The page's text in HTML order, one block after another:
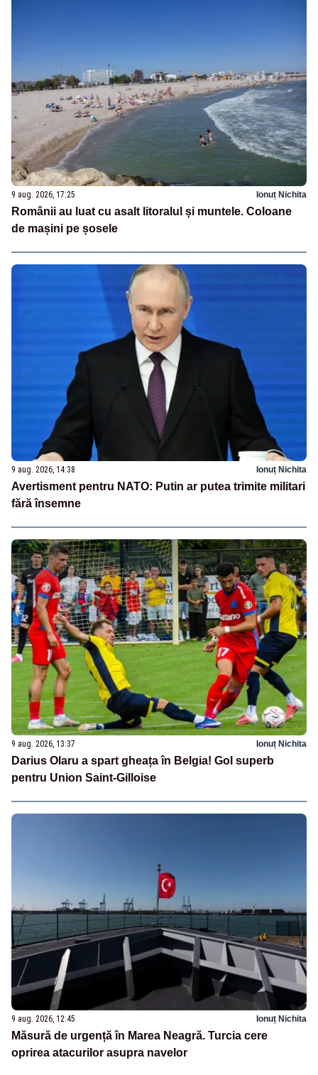
9 aug. 2026, 17:25 Ionuț Nichita
Românii au luat cu asalt litoralul și muntele. Coloane
de mașini pe șosele
9 aug. 2026, 14:38 Ionuț Nichita
Avertisment pentru NATO: Putin ar putea trimite militari
fără însemne
9 aug. 2026, 13:37 Ionuț Nichita
Darius Olaru a spart gheața în Belgia! Gol superb
pentru Union Saint-Gilloise
9 aug. 2026, 12:45 Ionuț Nichita
Măsură de urgență în Marea Neagră. Turcia cere
oprirea atacurilor asupra navelor